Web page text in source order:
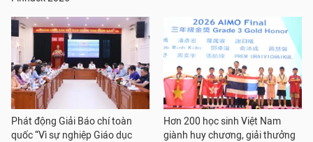
Phát động Giải Báo chí toàn
quốc “Vì sự nghiệp Giáo dục
Hơn 200 học sinh Việt Nam
giành huy chương, giải thưởng